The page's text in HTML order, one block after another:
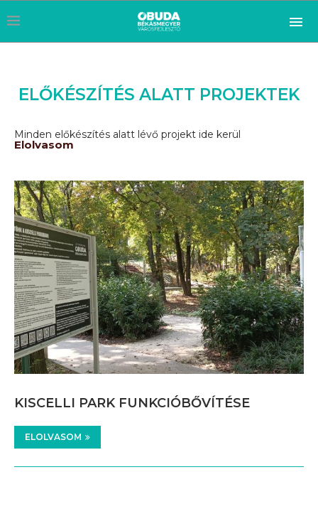
ELŐKÉSZÍTÉS ALATT PROJEKTEK
Minden előkészítés alatt lévő projekt ide kerül
Elolvasom
KISCELLI PARK FUNKCIÓBŐVÍTÉSE
ELOLVASOM